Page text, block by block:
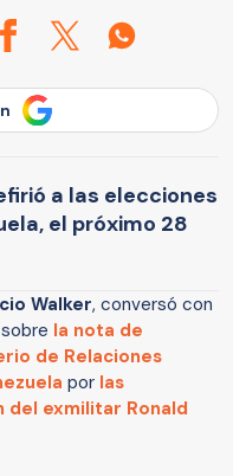
a las elecciones
el próximo 28
Walker, conversó con
sobre la nota de
de Relaciones
por las
del exmilitar Ronald